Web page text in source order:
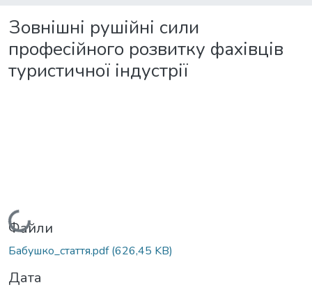
Зовнішні рушійні сили
професійного розвитку фахівців
туристичної індустрії
Вантажиться...
Файли
Бабушко_стаття.pdf(626,45 KB)
Дата